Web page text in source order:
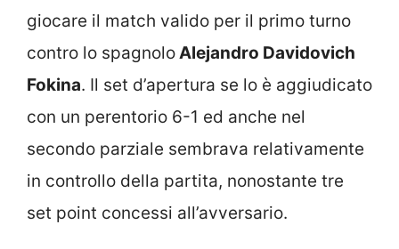
giocare il match valido per il primo turno
contro lo spagnoloAlejandro Davidovich
Fokina. Il set d’apertura se lo è aggiudicato
con un perentorio 6-1 ed anche nel
secondo parziale sembrava relativamente
in controllo della partita, nonostante tre
set point concessi all’avversario.